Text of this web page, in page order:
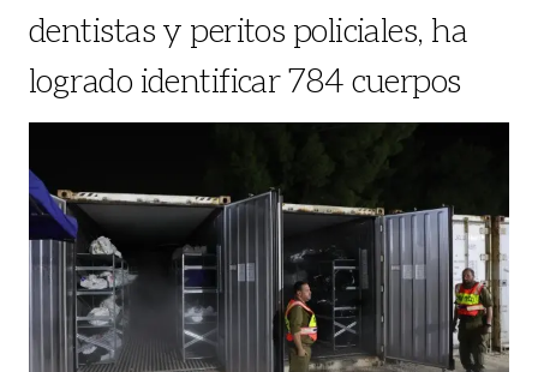
dentistas y peritos policiales, ha
logrado identificar 784 cuerpos